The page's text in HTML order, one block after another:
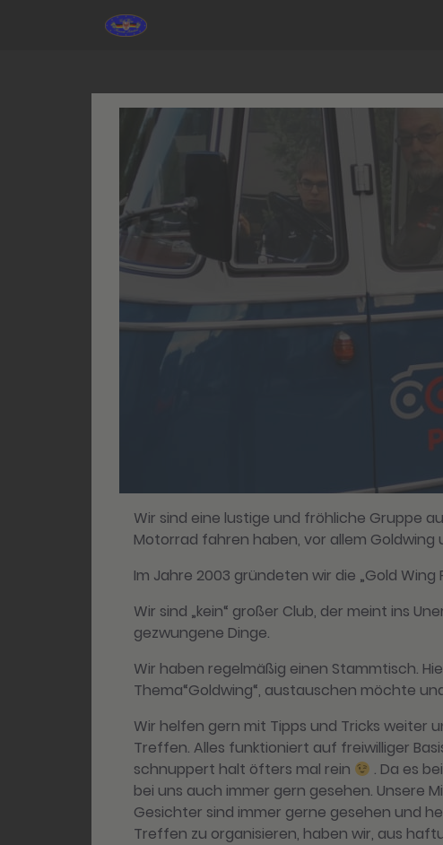
Wir sind eine lustige und fröhliche Gruppe
Motorrad fahren haben, vor allem
Im Jahre 2003 gründeten wir die „Gold Wing
Wir sind „kein“ großer Club, der meint ins
gezwungene Dinge.
Wir haben regelmäßig einen Stammtisch.
Thema“Goldwing“, austauschen möchte
Wir helfen gern mit Tipps und Tricks weiter
Treffen. Alles funktioniert auf freiwilliger
schnuppert halt öfters mal rein
. Da es
bei uns auch immer gern gesehen. Unsere
Gesichter sind immer gerne gesehen und
Treffen zu organisieren, haben wir, aus